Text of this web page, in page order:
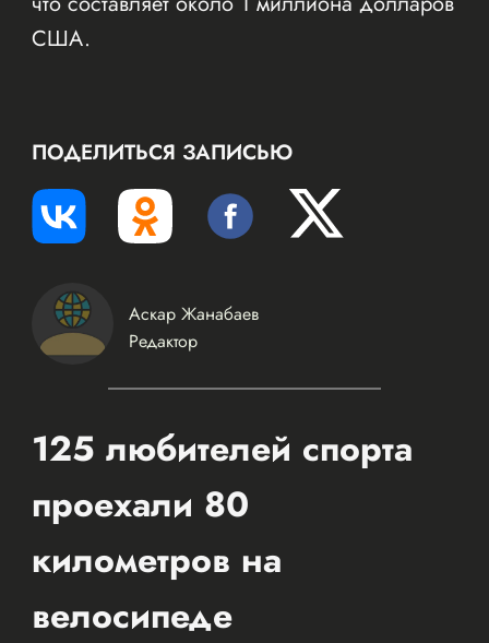
США.
ПОДЕЛИТЬСЯ ЗАПИСЬЮ
Аскар Жанабаев
Редактор
125 любителей спорта
проехали 80
километров на
велосипеде